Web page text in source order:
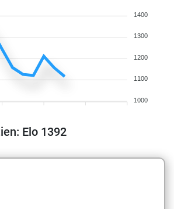
1400
1300
1200
1100
1000
Elo 1392